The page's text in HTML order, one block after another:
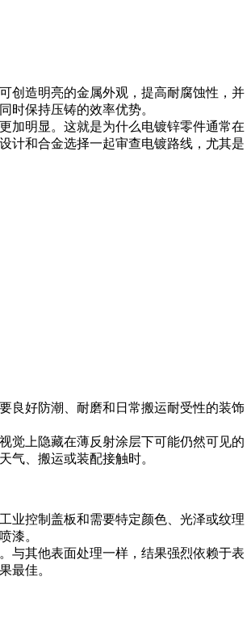
创造明亮的金属外观，提高耐腐蚀性，并
时保持压铸的效率优势。
加明显。这就是为什么电镀锌零件通常在
计和合金选择一起审查电镀路线，尤其是
良好防潮、耐磨和日常搬运耐受性的装饰
觉上隐藏在薄反射涂层下可能仍然可见的
气、搬运或装配接触时。
业控制盖板和需要特定颜色、光泽或纹理
漆。
与其他表面处理一样，结果强烈依赖于表
最佳。